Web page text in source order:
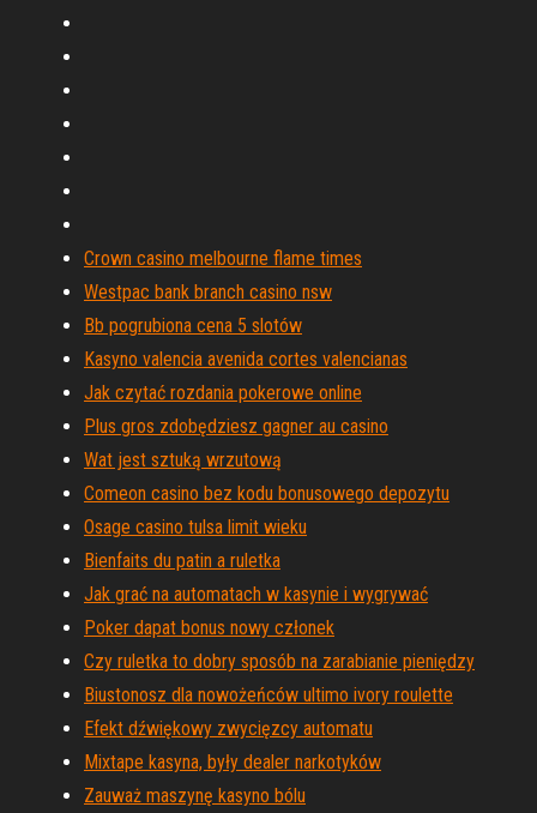
Crown casino melbourne flame times
Westpac bank branch casino nsw
Bb pogrubiona cena 5 slotów
Kasyno valencia avenida cortes valencianas
Jak czytać rozdania pokerowe online
Plus gros zdobędziesz gagner au casino
Wat jest sztuką wrzutową
Comeon casino bez kodu bonusowego depozytu
Osage casino tulsa limit wieku
Bienfaits du patin a ruletka
Jak grać na automatach w kasynie i wygrywać
Poker dapat bonus nowy członek
Czy ruletka to dobry sposób na zarabianie pieniędzy
Biustonosz dla nowożeńców ultimo ivory roulette
Efekt dźwiękowy zwycięzcy automatu
Mixtape kasyna, były dealer narkotyków
Zauważ maszynę kasyno bólu